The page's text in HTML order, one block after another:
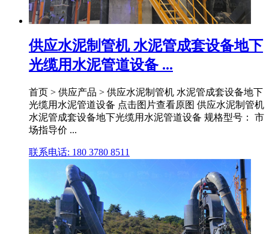
供应水泥制管机 水泥管成套设备地下
光缆用水泥管道设备 ...
首页 > 供应产品 > 供应水泥制管机 水泥管成套设备地下
光缆用水泥管道设备 点击图片查看原图 供应水泥制管机
水泥管成套设备地下光缆用水泥管道设备 规格型号： 市
场指导价 ...
联系电话: 180 3780 8511